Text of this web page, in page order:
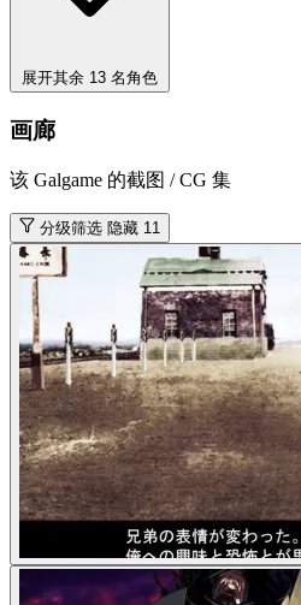
展开其余 13 名角色
画廊
该 Galgame 的截图 / CG 集
分级筛选隐藏 11